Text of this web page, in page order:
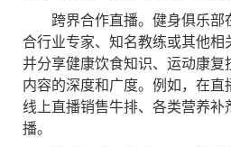
跨界合作直播。健身俱乐部
合行业专家、知名教练或其他相
并分享健康饮食知识、运动康
内容的深度和广度。例如，在
线上直播销售牛排、各类营养补
播。